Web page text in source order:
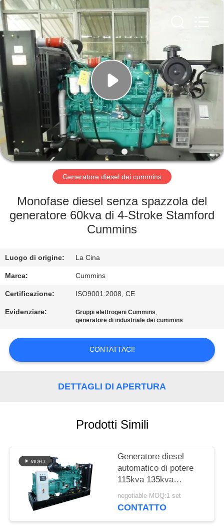
CASA
PRODOTTI
CIRCA
NOI
GIRO
FABBRICA
CONTROLLO
QUALITÀ
CONTATTICI
UNA
CITAZIONE
PRIVACY
POLICY
Shenzhen
Genor
Power
Equipment
Co.,
Ltd..
Rights
Reserved.
Generatore diesel dei cummins
Monofase diesel senza spazzola del
generatore 60kva di 4-Stroke Stamford
Cummins
Luogo di origine: La Cina
Marca: Cummins
Certificazione: ISO9001:2008, CE
Evidenziare: Gruppi elettrogeni Cummins,
generatore di industriale dei cummins
CONTATTACI!
DETTAGLI DI APERTURA
Prodotti Simili
Generatore diesel
automatico di potere
115kva 135kva
Cummins con 12 ore di
serbatoio dell'olio
negotiable MOQ:1 set
CONTATTO